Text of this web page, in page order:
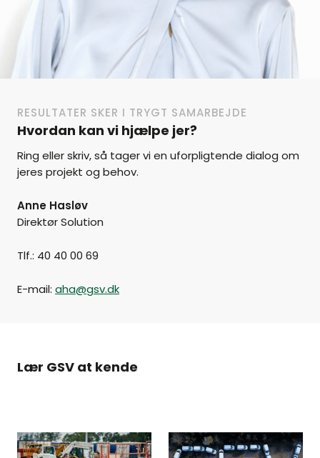
RESULTATER SKER I TRYGT SAMARBEJDE
Hvordan kan vi hjælpe jer?
Ring eller skriv, så tager vi en uforpligtende dialog om
jeres projekt og behov.
Anne Hasløv
Direktør Solution
Tlf.: 40 40 00 69
E-mail: aha@gsv.dk
Lær GSV at kende